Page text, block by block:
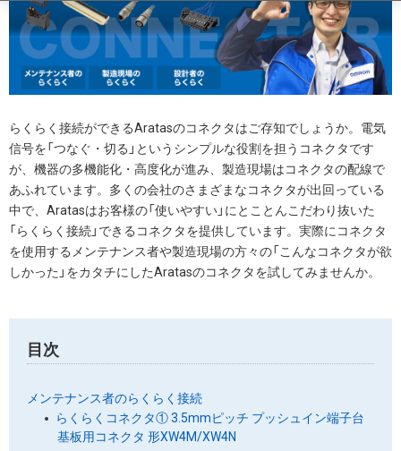
らくらく接続ができるAratasのコネクタはご存知でしょうか。電気
信号を「つなぐ・切る」というシンプルな役割を担うコネクタです
が、機器の多機能化・高度化が進み、製造現場はコネクタの配線で
あふれています。多くの会社のさまざまなコネクタが出回っている
中で、Aratasはお客様の「使いやすい」にとことんこだわり抜いた
「らくらく接続」できるコネクタを提供しています。実際にコネクタ
を使用するメンテナンス者や製造現場の方々の「こんなコネクタが欲
しかった」をカタチにしたAratasのコネクタを試してみませんか。
目次
メンテナンス者のらくらく接続
らくらくコネクタ① 3.5mmピッチ プッシュイン端子台
基板用コネクタ 形XW4M/XW4N